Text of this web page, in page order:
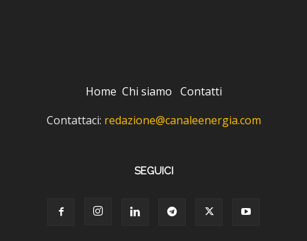
Home Chi siamo Contatti
Contattaci: redazione@canaleenergia.com
SEGUICI